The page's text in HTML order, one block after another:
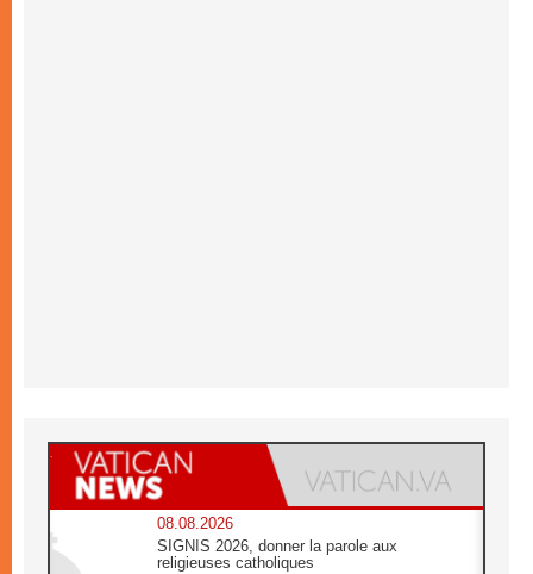
08.08.2026
SIGNIS 2026, donner la parole aux
religieuses catholiques